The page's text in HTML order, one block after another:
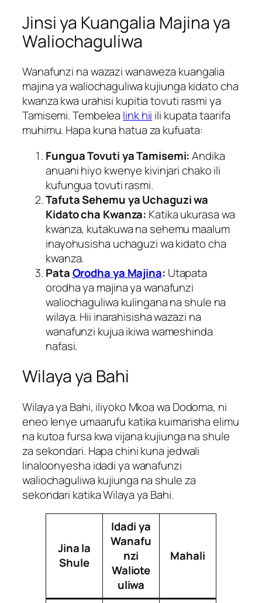
Jinsi ya Kuangalia Majina ya
Waliochaguliwa
Wanafunzi na wazazi wanaweza kuangalia
majina ya waliochaguliwa kujiunga kidato cha
kwanza kwa urahisi kupitia tovuti rasmi ya
Tamisemi. Tembelea link hii ili kupata taarifa
muhimu. Hapa kuna hatua za kufuata:
Fungua Tovuti ya Tamisemi:Andika
anuani hiyo kwenye kivinjari chako ili
kufungua tovuti rasmi.
Tafuta Sehemu ya Uchaguzi wa
Kidato cha Kwanza: Katika ukurasa wa
kwanza, kutakuwa na sehemu maalum
inayohusisha uchaguzi wa kidato cha
kwanza.
PataOrodha ya Majina: Utapata
orodha ya majina ya wanafunzi
waliochaguliwa kulingana na shule na
wilaya. Hii inarahisisha wazazi na
wanafunzi kujua ikiwa wameshinda
nafasi.
Wilaya ya Bahi
Wilaya ya Bahi, iliyoko Mkoa wa Dodoma, ni
eneo lenye umaarufu katika kuimarisha elimu
na kutoa fursa kwa vijana kujiunga na shule
za sekondari. Hapa chini kuna jedwali
linaloonyesha idadi ya wanafunzi
waliochaguliwa kujiunga na shule za
sekondari katika Wilaya ya Bahi.
Jina la
Shule
Idadi ya
Wanafu
nzi
Waliote
uliwa
Mahali